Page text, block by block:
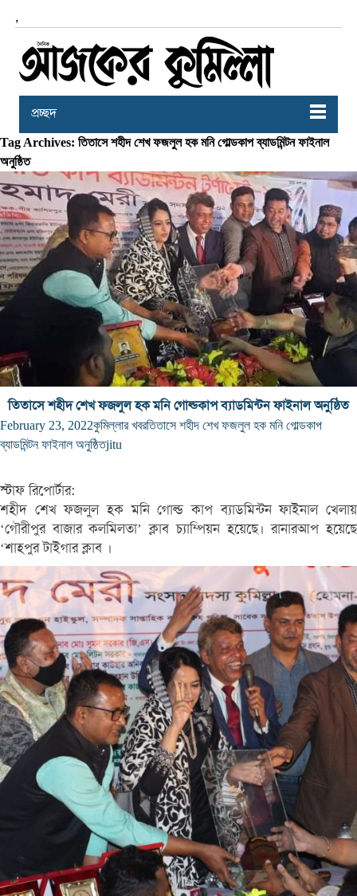
,
প্রচ্ছদ
Tag Archives: তিতাসে শহীদ শেখ ফজলুল হক মনি গোল্ডকাপ ব্যাডমিন্টন ফাইনাল
অনুষ্ঠিত
তিতাসে শহীদ শেখ ফজলুল হক মনি গোল্ডকাপ ব্যাডমিন্টন ফাইনাল অনুষ্ঠিত
February 23, 2022কুমিল্লার খবরতিতাসে শহীদ শেখ ফজলুল হক মনি গোল্ডকাপ
ব্যাডমিন্টন ফাইনাল অনুষ্ঠিতjitu
স্টাফ রিপোর্টার:
শহীদ শেখ ফজলুল হক মনি গোল্ড কাপ ব্যাডমিন্টন ফাইনাল খেলায়
‘গৌরীপুর বাজার কলমিলতা’ ক্লাব চ্যাম্পিয়ন হয়েছে। রানারআপ হয়েছে
‘শাহপুর টাইগার ক্লাব ।